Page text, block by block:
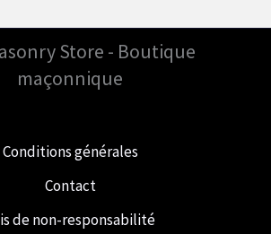
Store - Boutique
maçonnique
Conditions générales
Contact
de non-responsabilité